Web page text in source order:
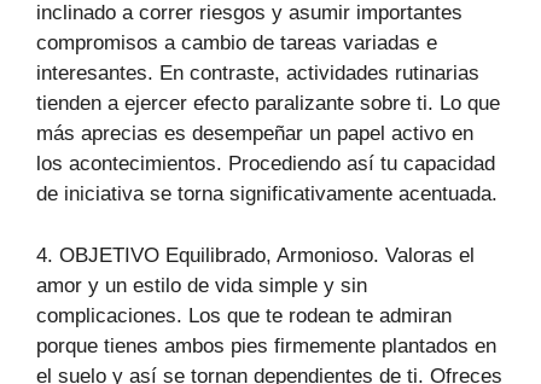
inclinado a correr riesgos y asumir importantes
compromisos a cambio de tareas variadas e
interesantes. En contraste, actividades rutinarias
tienden a ejercer efecto paralizante sobre ti. Lo que
más aprecias es desempeñar un papel activo en
los acontecimientos. Procediendo así tu capacidad
de iniciativa se torna significativamente acentuada.
4. OBJETIVO Equilibrado, Armonioso. Valoras el
amor y un estilo de vida simple y sin
complicaciones. Los que te rodean te admiran
porque tienes ambos pies firmemente plantados en
el suelo y así se tornan dependientes de ti. Ofreces